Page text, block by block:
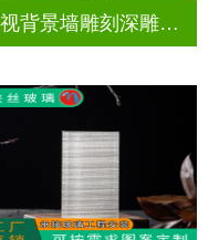
电视背景墙雕刻深雕玻璃